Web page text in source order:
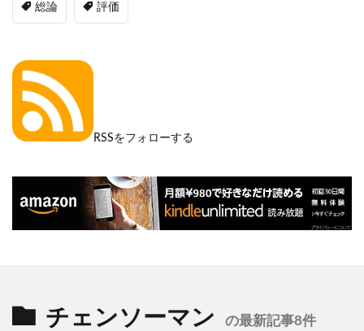
総論 評価
RSSをフォローする
チェンソーマン の最新記事8件